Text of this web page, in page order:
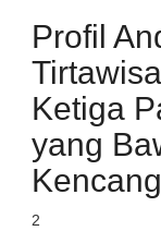
Profil
Ketiga
yang
Kencang
2